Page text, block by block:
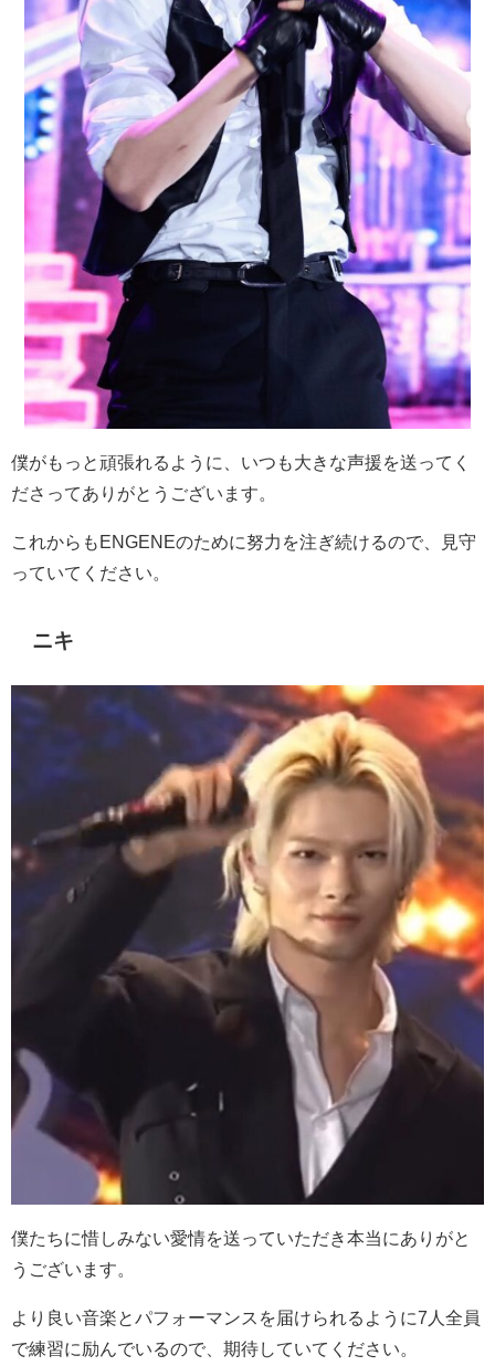
僕がもっと頑張れるように、いつも大きな声援を送ってく
ださってありがとうございます。
これからも ENGENEのために努力を注ぎ続けるので、見守
っていてください。
ニキ
僕たちに惜しみない愛情を送っていただき本当にありがと
うございます。
より良い音楽とパフォーマンスを届けられるように7 人全員
で練習に励んでいるので、期待していてください。